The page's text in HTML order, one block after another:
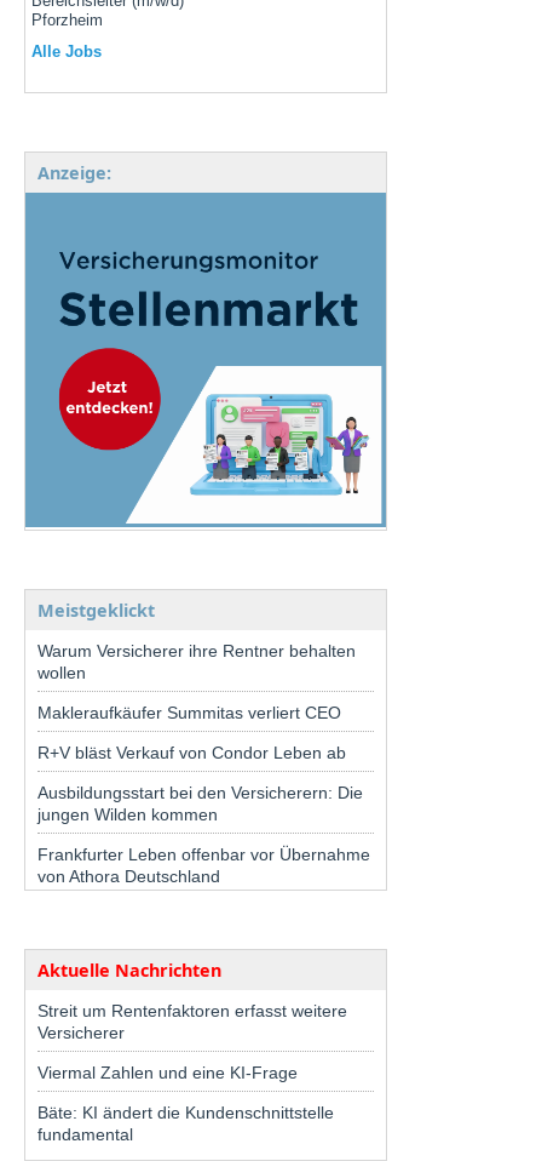
Pforzheim
Alle Jobs
Anzeige:
Meistgeklickt
Warum Versicherer ihre Rentner behalten
wollen
Makleraufkäufer Summitas verliert CEO
R+V bläst Verkauf von Condor Leben ab
Ausbildungsstart bei den Versicherern: Die
jungen Wilden kommen
Frankfurter Leben offenbar vor Übernahme
von Athora Deutschland
Aktuelle Nachrichten
Streit um Rentenfaktoren erfasst weitere
Versicherer
Viermal Zahlen und eine KI-Frage
Bäte: KI ändert die Kundenschnittstelle
fundamental